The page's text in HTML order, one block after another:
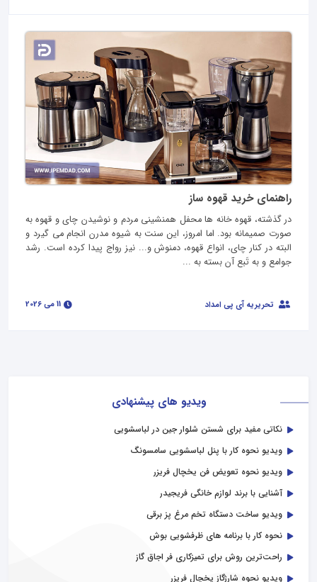
ویدیو های پیشنهادی
نکاتی مفید برای شستن شلوار جین در لباسشویی
ویدیو نحوه کار با پنل لباسشویی سامسونگ
ویدیو نحوه تعویض فن یخچال فریزر
آشنایی با برند لوازم خانگی فریجیدر
ویدیو ساخت دستگاه تخم مرغ پز برقی
نحوه کار با برنامه های ظرفشویی بوش
راحت‌ترین روش برای تمیزکاری فر اجاق گاز
ویدیو نحوه شارژگاز یخچال فریزر
راهنمای خرید قهوه ساز
در گذشته، قهوه خانه ها محفل همنشینی مردم و نوشیدن چای و قهوه به
صورت صمیمانه بود. اما امروز، این سنت به شیوه مدرن انجام می گیرد و
البته در کنار چای، انواع قهوه، دمنوش و... نیز رواج پیدا کرده است. رشد
جوامع و به تَبع آن بسته به ...
تحریریه آی پی امداد